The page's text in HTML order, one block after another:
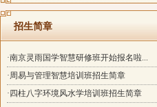
招生简章
·南京灵雨国学智慧研修班开始报名啦...
·周易与管理智慧培训班招生简章
·四柱八字环境风水学培训班招生简章